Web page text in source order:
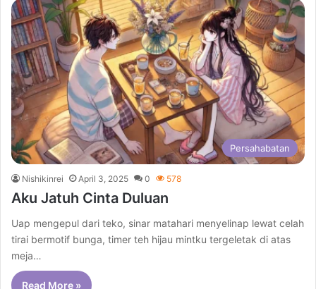
Persahabatan
Nishikinrei April 3, 2025 0 578
Aku Jatuh Cinta Duluan
Uap mengepul dari teko, sinar matahari menyelinap lewat celah
tirai bermotif bunga, timer teh hijau mintku tergeletak di atas
meja…
Read More »